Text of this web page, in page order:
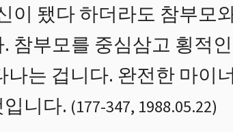
이 됐다 하더라도 참부모
참부모를 중심삼고 횡적
는 겁니다. 완전한 마이
니다. (177-347, 1988.05.22)